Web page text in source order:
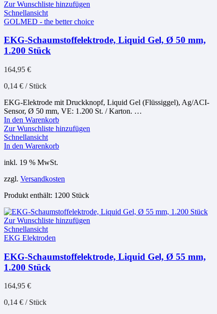
Zur Wunschliste hinzufügen
Schnellansicht
GOLMED - the better choice
EKG-Schaumstoffelektrode, Liquid Gel, Ø 50 mm,
1.200 Stück
164,95 €
0,14 € / Stück
EKG-Elektrode mit Druckknopf, Liquid Gel (Flüssiggel), Ag/ACI-
Sensor, Ø 50 mm, VE: 1.200 St. / Karton. …
In den Warenkorb
Zur Wunschliste hinzufügen
Schnellansicht
In den Warenkorb
inkl. 19 % MwSt.
zzgl. Versandkosten
Produkt enthält: 1200 Stück
Zur Wunschliste hinzufügen
Schnellansicht
EKG Elektroden
EKG-Schaumstoffelektrode, Liquid Gel, Ø 55 mm,
1.200 Stück
164,95 €
0,14 € / Stück